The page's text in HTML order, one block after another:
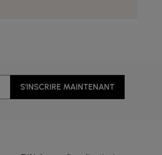
S'INSCRIRE MAINTENANT